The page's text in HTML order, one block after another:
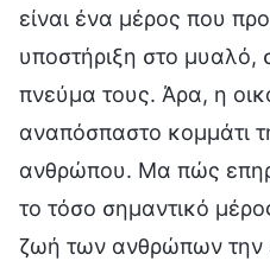
είναι ένα μέρος που
υποστήριξη στο μυαλό,
πνεύμα τους. Άρα, η
αναπόσπαστο κομμάτι
ανθρώπου. Μα πώς
το τόσο σημαντικό
ζωή των ανθρώπων την